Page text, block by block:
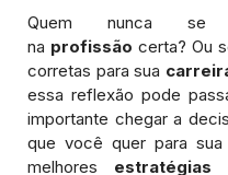
Quem nunca se
na profissão certa? Ou
corretas para sua
essa reflexão pode
importante chegar a
que você quer para sua
melhores estratégias